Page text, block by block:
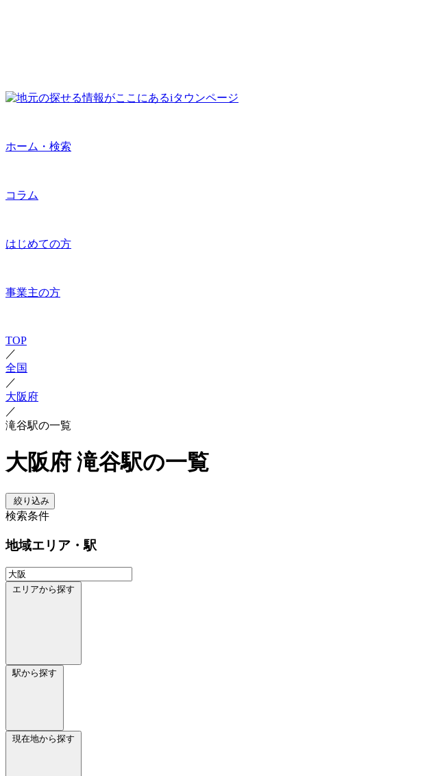
ホーム・検索
コラム
はじめての方
事業主の方
TOP
／
全国
／
大阪府
／
滝谷駅の一覧
大阪府 滝谷駅の一覧
絞り込み
検索条件
地域エリア・駅
エリアから探す
駅から探す
現在地から探す